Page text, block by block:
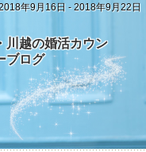
年9月16日 - 2018年9月22日
川越の婚活カウン
ブログ